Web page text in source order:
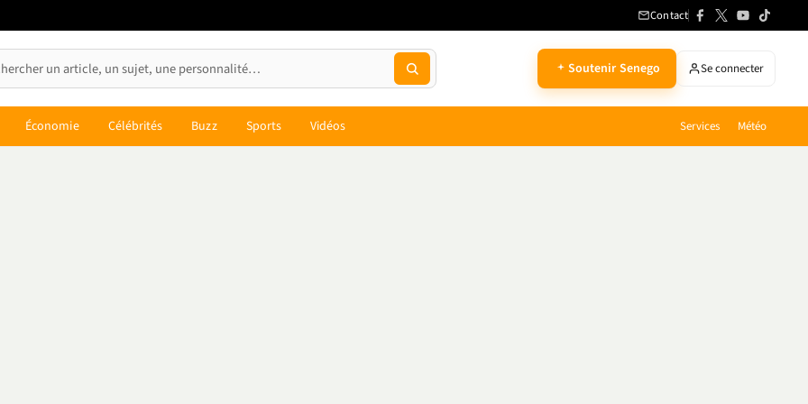
Contact
Soutenir Senego Se connecter
Économie Célébrités Buzz Sports Vidéos Services Météo